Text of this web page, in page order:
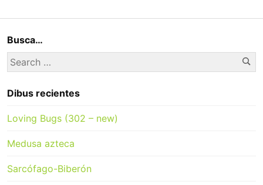
Busca…
Search
for:
Dibus recientes
Loving Bugs (302 – new)
Medusa azteca
Sarcófago-Biberón